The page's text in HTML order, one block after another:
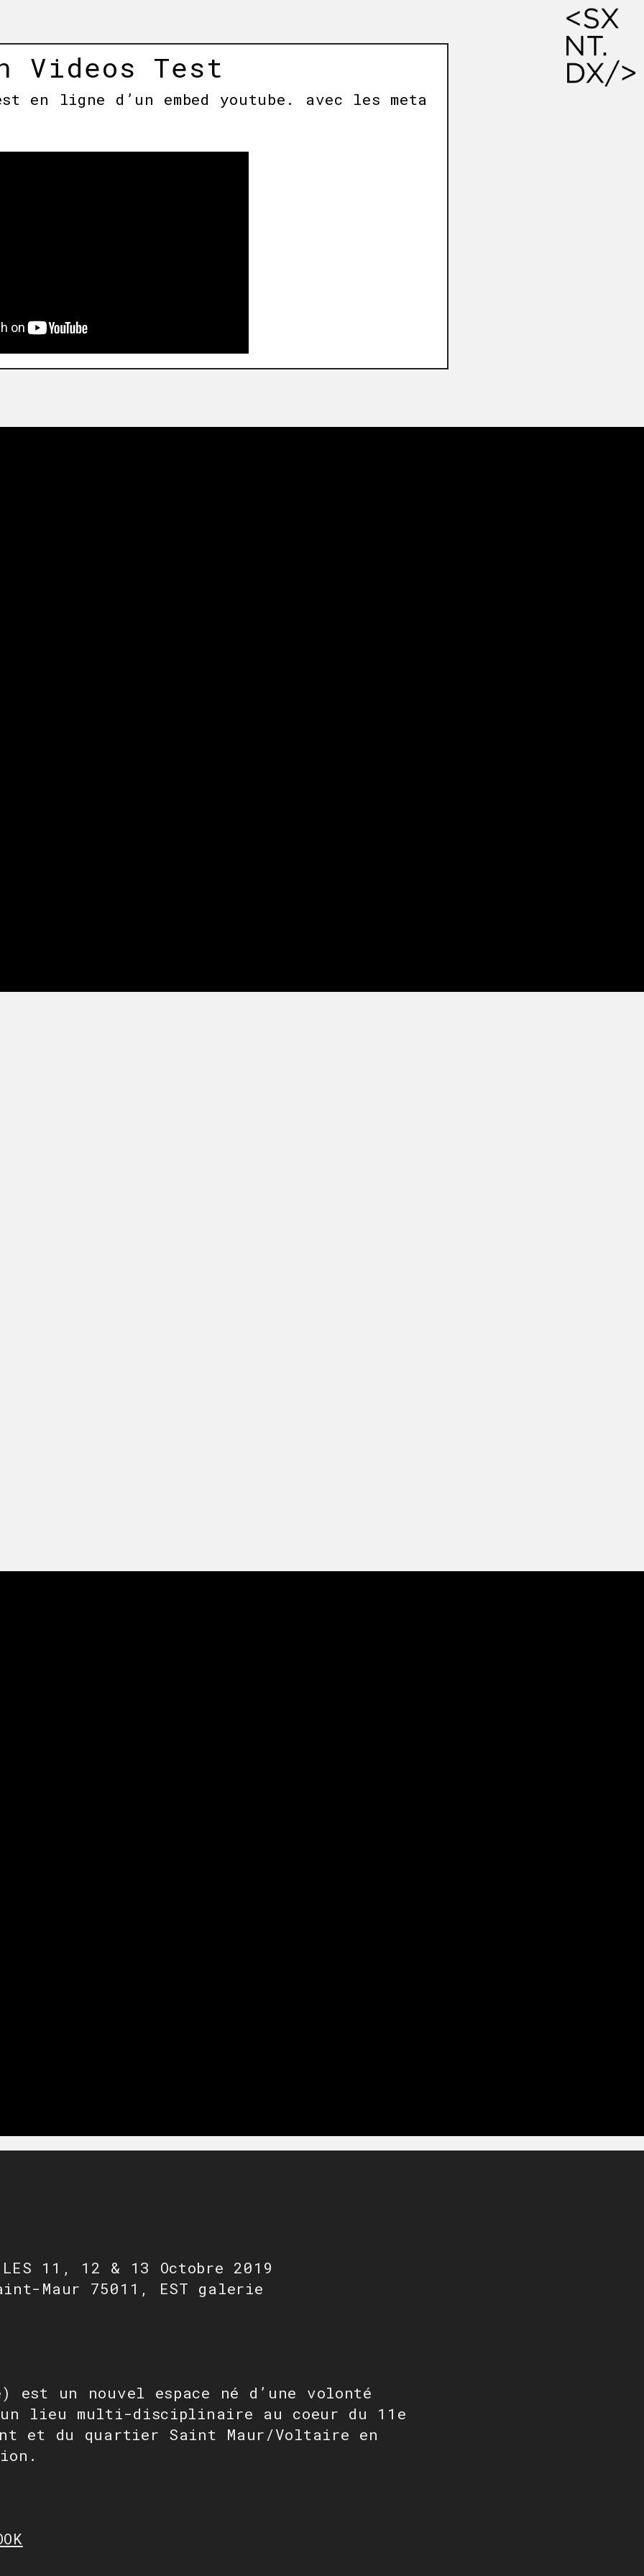
Videos Test
en ligne d’un embed youtube. avec les meta
LES 11, 12 & 13 Octobre 2019
Maur 75011, EST galerie
est un nouvel espace né d’une volonté
lieu multi-disciplinaire au coeur du 11e
et du quartier Saint Maur/Voltaire en